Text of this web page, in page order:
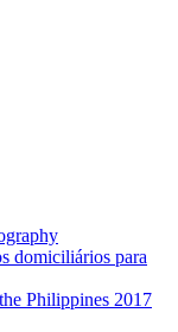
domiciliários para
Philippines 2017